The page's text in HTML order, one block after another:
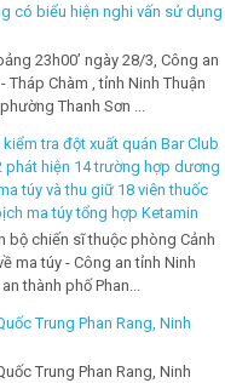
có biểu hiện nghi vấn sử dụng
23h00’ ngày 28/3, Công an
Tháp Chàm , tỉnh Ninh Thuận
Thanh Sơn ...
tra đột xuất quán Bar Club
phát hiện 14 trường hợp dương
túy và thu giữ 18 viên thuốc
ma túy tổng hợp Ketamin
bộ chiến sĩ thuộc phòng Cảnh
ma túy - Công an tỉnh Ninh
thành phố Phan...
Trung Phan Rang, Ninh
Trung Phan Rang, Ninh